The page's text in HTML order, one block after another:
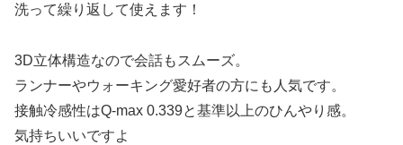
洗って繰り返して使えます！
3D立体構造なので会話もスムーズ。
ランナーやウォーキング愛好者の方にも人気です。
接触冷感性はQ-max 0.339と基準以上のひんやり感。
気持ちいいですよ